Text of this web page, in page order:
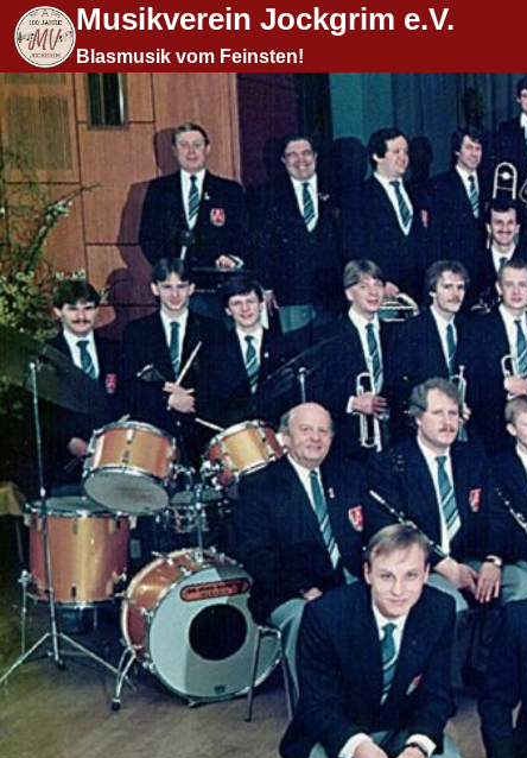
Zum
Inhalt
springen
Musikverein Jockgrim e.V.
Blasmusik vom Feinsten!